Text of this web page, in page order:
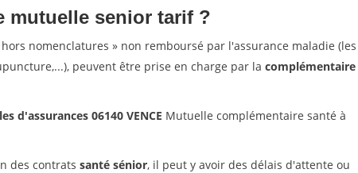
mutuelle senior tarif ?
nomenclatures » non remboursé par l'assurance maladie (les
peuvent être prise en charge par la complémentaire
d'assurances 06140 VENCE Mutuelle complémentaire santé à
des contrats santé sénior, il peut y avoir des délais d'attente ou